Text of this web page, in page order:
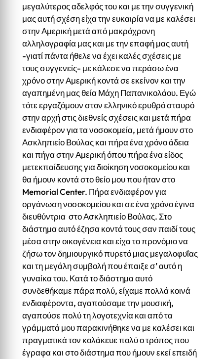
μεγαλύτερος αδελφός του και με την συγγενική
μας αυτή σχέση είχα την ευκαιρία να με καλέσει
στην Αμερική μετά από μακρόχρονη
αλληλογραφία μας και με την επαφή μας αυτή
-γιατί πάντα ήθελε να έχει καλές σχέσεις με
τους συγγενείς- με κάλεσε να περάσω ένα
χρόνο στην Αμερική κοντά σε εκείνον και την
αγαπημένη μας θεία Μάχη Παπανικολάου. Εγώ
τότε εργαζόμουν στον ελληνικό ερυθρό σταυρό
στην αρχή στις διεθνείς σχέσεις και μετά πήρα
ενδιαφέρον για τα νοσοκομεία, μετά ήμουν στο
Ασκληπιείο Βούλας και πήρα ένα χρόνο άδεια
και πήγα στην Αμερική όπου πήρα ένα είδος
μετεκπαίδευσης για διοίκηση νοσοκομείου και
θα ήμουν κοντά στο θείο μου που ήταν στο
Memorial Center. Πήρα ενδιαφέρον για
οργάνωση νοσοκομείου και σε ένα χρόνο έγινα
διευθύντρια στο Ασκληπιείο Βούλας. Στο
διάστημα αυτό έζησα κοντά τους σαν παιδί τους
μέσα στην οικογένεια και είχα το προνόμιο να
ζήσω τον δημιουργικό πυρετό μιας μεγαλοφυΐας
και τη μεγάλη συμβολή που έπαιξε σ’ αυτό η
γυναίκα του. Κατά το διάστημα αυτό
συνδεθήκαμε πάρα πολύ, είχαμε πολλά κοινά
ενδιαφέροντα, αγαπούσαμε την μουσική,
αγαπούσε πολύ τη λογοτεχνία και από τα
γράμματά μου παρακινήθηκε να με καλέσει και
πραγματικά τον κολάκευε πολύ ο τρόπος που
έγραφα και στο διάστημα που ήμουν εκεί επειδή